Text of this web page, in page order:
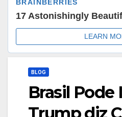
BLOG
Brasil Pode
Trump diz